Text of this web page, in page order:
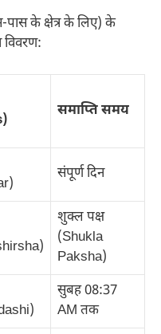
के क्षेत्र के लिए) के
समाप्ति समय
संपूर्ण दिन
शुक्ल पक्ष
(Shukla
Paksha)
सुबह 08:37
AM तक